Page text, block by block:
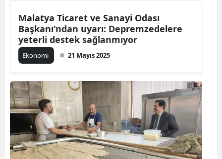
Malatya Ticaret ve Sanayi Odası
Başkanı'ndan uyarı: Depremzedelere
yeterli destek sağlanmıyor
Ekonomi 21 Mayıs 2025